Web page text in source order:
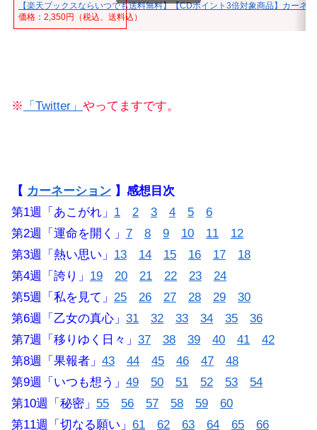
【楽天ブックスならいつでも送料無料】【CDポイント3倍対象商品】カーネ
価格：2,350円（税込、送料込）
※ 「Twitter」 やってますです。
【 カーネーション 】感想目次
第1週「あこがれ」 1 2 3 4 5
6
第2週「運命を開く」 7 8 9 10 11
12
第3週「熱い思い」 13 14 15 16 17
18
第4週「誇り」 19 20 21 22 23
24
第5週「私を見て」 25 26 27 28 29
30
第6週「乙女の真心」 31 32 33 34 35
36
第7週「移りゆく日々」 37 38 39 40 41
42
第8週「果報者」 43 44 45 46 47
48
第9週「いつも想う」 49 50 51 52 53
54
第10週「秘密」 55 56 57 58 59
60
第11週「切なる願い」 61 62 63 64 65
66